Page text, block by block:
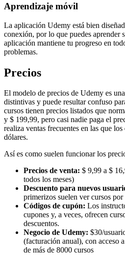
Aprendizaje móvil
La aplicación Udemy está bien
conexión, por lo que puedes aprender
aplicación mantiene tu progreso en
problemas.
Precios
El modelo de precios de Udemy es
distintivas y puede resultar confuso
cursos tienen precios listados que
y $ 199,99, pero casi nadie paga el
realiza ventas frecuentes en las que
dólares.
Así es como suelen funcionar los
Precios de venta: $ 9,99 a $
todos los meses)
Descuento para nuevos
primerizos suelen ver cursos
Códigos de cupón: Los
cupones y, a veces, ofrecen
descuentos.
Negocio de Udemy: $30/
(facturación anual), con acceso
de más de 8000 cursos